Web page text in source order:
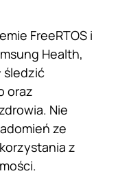
FreeRTOS i
Health,
śledzić
oraz
Nie
ze
z